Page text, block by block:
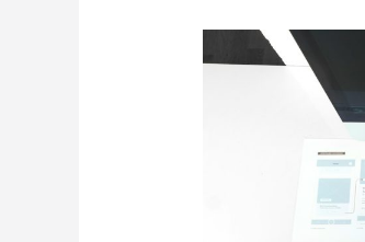
Pemrograman?